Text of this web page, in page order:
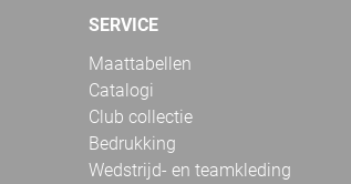
SERVICE
Maattabellen
Catalogi
Club collectie
Bedrukking
Wedstrijd- en teamkleding